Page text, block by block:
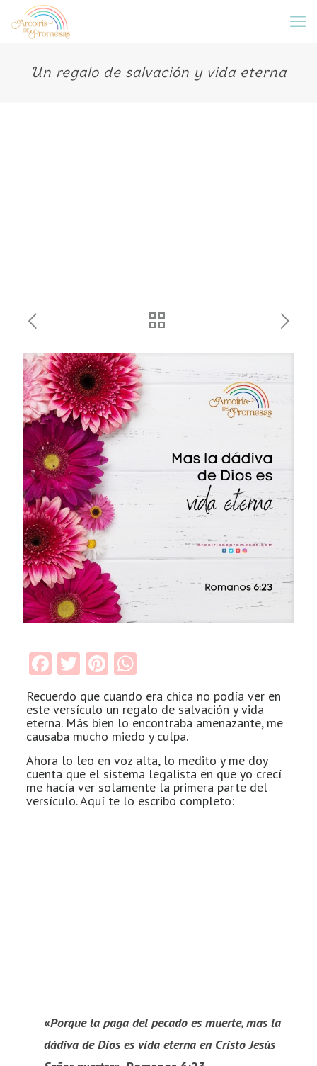
Un regalo de salvación y vida eterna
Facebook
TwitterPinterest
WhatsApp
Recuerdo que cuando era chica no podía ver en
este versículo un regalo de salvación y vida
eterna. Más bien lo encontraba amenazante, me
causaba mucho miedo y culpa.
Ahora lo leo en voz alta, lo medito y me doy
cuenta que el sistema legalista en que yo crecí
me hacía ver solamente la primera parte del
versículo. Aquí te lo escribo completo:
«Porque la paga del pecado es muerte, mas la
dádiva de Dios es vida eterna en Cristo Jesús